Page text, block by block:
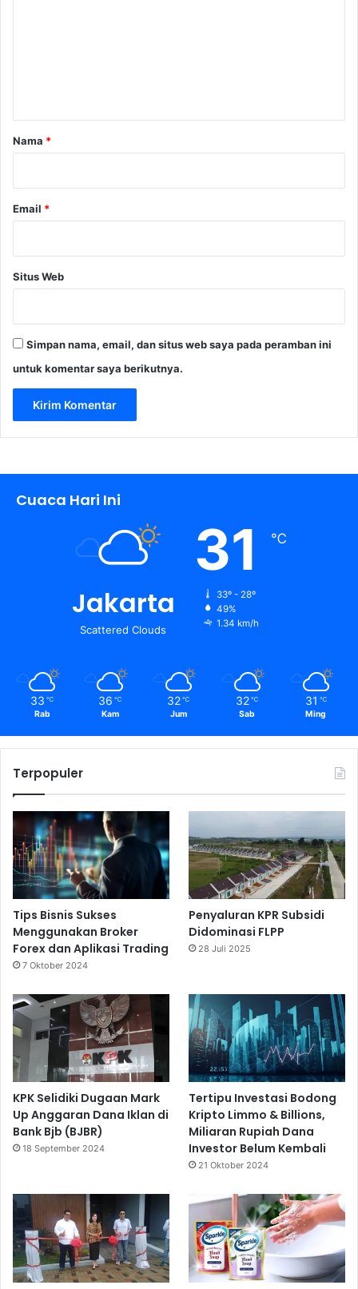
e
rNama *
Email *
Situs Web
Simpan nama, email, dan situs web saya pada peramban ini
untuk komentar saya berikutnya.
Cuaca Hari Ini
Jakarta
Scattered Clouds
31 ℃
33º - 28º
49%
1.34 km/h
33 ℃
Rab
36 ℃
Kam
32 ℃
Jum
32 ℃
Sab
31 ℃
Ming
Terpopuler
Tips Bisnis Sukses
Menggunakan Broker
Forex dan Aplikasi Trading
7 Oktober 2024
Penyaluran KPR Subsidi
Didominasi FLPP
28 Juli 2025
KPK Selidiki Dugaan Mark
Up Anggaran Dana Iklan di
Bank Bjb (BJBR)
18 September 2024
Tertipu Investasi Bodong
Kripto Limmo & Billions,
Miliaran Rupiah Dana
Investor Belum Kembali
21 Oktober 2024